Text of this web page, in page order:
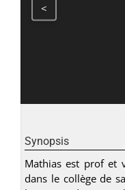
<
Synopsis
Mathias est prof et
dans le collège de